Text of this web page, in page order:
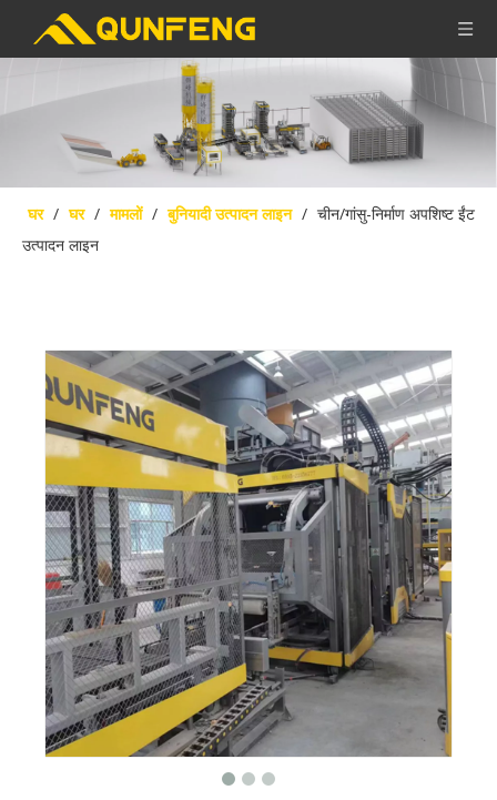
घर / घर / मामलों / बुनियादी उत्पादन लाइन / चीन/गांसु-निर्माण अपशिष्ट ईंट
उत्पादन लाइन